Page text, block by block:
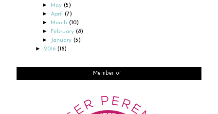
► May(5)
► April(7)
► March(10)
► February(8)
► January(5)
► 2016 (18)
Member of